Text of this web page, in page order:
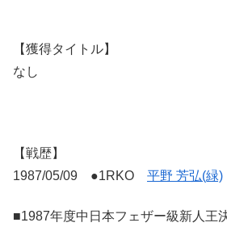
【獲得タイトル】
なし
【戦歴】
1987/05/09 ●1RKO 平野 芳弘(緑)
■1987年度中日本フェザー級新人王